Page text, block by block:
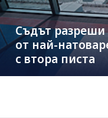
Съдът
от най-
с втора писта